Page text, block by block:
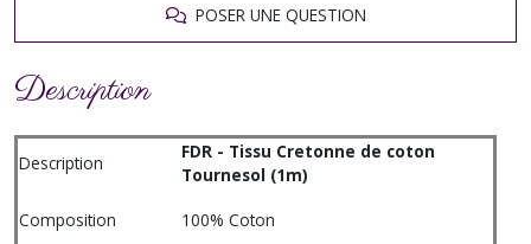
POSER UNE QUESTION
Description
Description
FDR - Tissu Cretonne de coton
Tournesol (1m)
Composition
100% Coton